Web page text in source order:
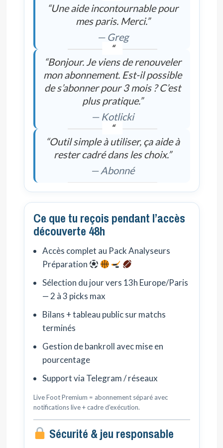
“Une aide incontournable pour
mes paris. Merci.”
— Greg
“Bonjour. Je viens de renouveler
mon abonnement. Est-il possible
de s’abonner pour 3 mois ? C’est
plus pratique.”
— Kotlicki
“Outil simple à utiliser, ça aide à
rester cadré dans les choix.”
— Abonné
Ce que tu reçois pendant l’accès
découverte 48h
Accès complet au Pack Analyseurs
Préparation
Sélection du jour vers 13h Europe/Paris
— 2 à 3 picks max
Bilans + tableau public sur matchs
terminés
Gestion de bankroll avec mise en
pourcentage
Support via Telegram / réseaux
Live Foot Premium = abonnement séparé avec
notifications live + cadre d’exécution.
Sécurité & jeu responsable